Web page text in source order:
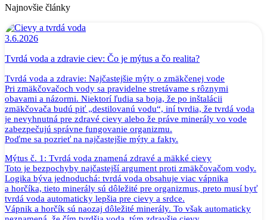
Najnovšie články
3.6.2026
Tvrdá voda a zdravie ciev: Čo je mýtus a čo realita?
Tvrdá voda a zdravie: Najčastejšie mýty o zmäkčenej vode
Pri zmäkčovačoch vody sa pravidelne stretávame s rôznymi
obavami a názormi. Niektorí ľudia sa boja, že po inštalácii
zmäkčovača budú piť „destilovanú vodu“, iní tvrdia, že tvrdá voda
je nevyhnutná pre zdravé cievy alebo že práve minerály vo vode
zabezpečujú správne fungovanie organizmu.
Poďme sa pozrieť na najčastejšie mýty a fakty.
Mýtus č. 1: Tvrdá voda znamená zdravé a mäkké cievy
Toto je bezpochyby najčastejší argument proti zmäkčovačom vody.
Logika býva jednoduchá: tvrdá voda obsahuje viac vápnika
a horčíka, tieto minerály sú dôležité pre organizmus, preto musí byť
tvrdá voda automaticky lepšia pre cievy a srdce.
Vápnik a horčík sú naozaj dôležité minerály. To však automaticky